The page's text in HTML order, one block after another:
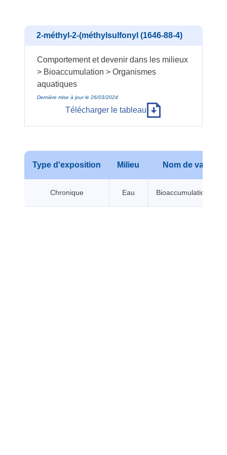
2-méthyl-2-(méthylsulfonyl (1646-88-4)
Comportement et devenir dans les milieux
> Bioaccumulation > Organismes
aquatiques
Dernière mise à jour le 26/03/2024
Télécharger le tableau
Type d'exposition Milieu Nom de valeur
Chronique Eau Bioaccumulation BCF